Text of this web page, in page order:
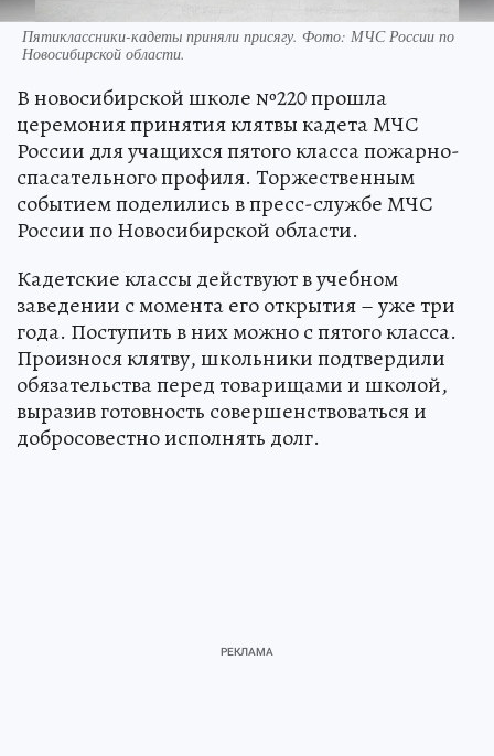
Пятиклассники-кадеты приняли присягу. Фото: МЧС России по
Новосибирской области.
В новосибирской школе №220 прошла
церемония принятия клятвы кадета МЧС
России для учащихся пятого класса пожарно-
спасательного профиля. Торжественным
событием поделились в пресс-службе МЧС
России по Новосибирской области.
Кадетские классы действуют в учебном
заведении с момента его открытия – уже три
года. Поступить в них можно с пятого класса.
Произнося клятву, школьники подтвердили
обязательства перед товарищами и школой,
выразив готовность совершенствоваться и
добросовестно исполнять долг.